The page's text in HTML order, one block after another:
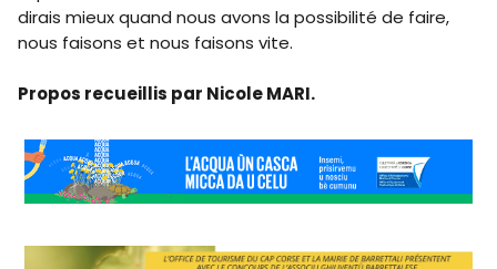
dirais mieux quand nous avons la possibilité de faire,
nous faisons et nous faisons vite.
Propos recueillis par Nicole MARI.